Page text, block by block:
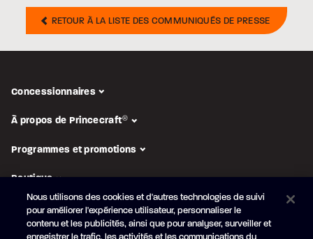
RETOUR À LA LISTE DES COMMUNIQUÉS DE PRESSE
Concessionnaires
À propos de Princecraft®
Programmes et promotions
Boutique
SUIVEZ-NOUS
Nous utilisons des cookies et d'autres technologies de suivi
pour améliorer l'expérience utilisateur, personnaliser le
contenu et les publicités, ainsi que pour analyser, surveiller et